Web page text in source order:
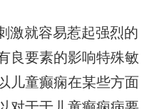
激就容易惹起强烈的
良要素的影响特殊敏
儿童癫痫在某些方面